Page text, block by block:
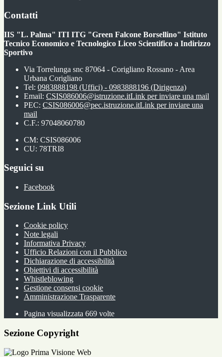
Contatti
IIS "L. Palma" ITI ITG "Green Falcone Borsellino" Istituto
Tecnico Economico e Tecnologico Liceo Scientifico a Indirizzo
Sportivo
Via Torrelunga snc 87064 - Corigliano Rossano - Area
Urbana Corigliano
Tel: 0983888198 (Uffici) - 0983888196 (Dirigenza)
Email: CSIS086006@istruzione.itLink per inviare una mail
PEC: CSIS086006@pec.istruzione.itLink per inviare una
mail
C.F.: 97048060780
CM: CSIS086006
CU: 78TRI8
Seguici su
Facebook
Sezione Link Utili
Cookie policy
Note legali
Informativa Privacy
Ufficio Relazioni con il Pubblico
Dichiarazione di accessibilità
Obiettivi di accessibilità
Whistleblowing
Gestione consensi cookie
Amministrazione Trasparente
Pagina visualizzata 669 volte
Sezione Copyright